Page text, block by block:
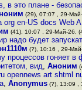
в это плане -
(29), 07:07 , 29-
org en-US docs Web
(41), 10:07 , 29-Май-26,
надо будет
(?), 10:16 , 29-
процессов гоняет в
вид, Аноним
opennews art shtml
, Anonymus(?), 13:09 ,